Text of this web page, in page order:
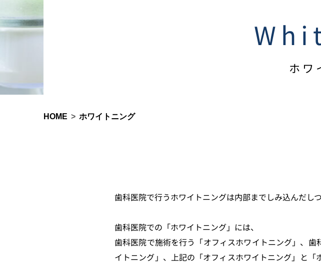
ホワ
HOME ホワイトニング
歯科医院で行うホワイトニングは内部までしみ込んだし
歯科医院での「ホワイトニング」には、
歯科医院で施術を行う「オフィスホワイトニング」、
イトニング」、上記の「オフィスホワイトニング」と